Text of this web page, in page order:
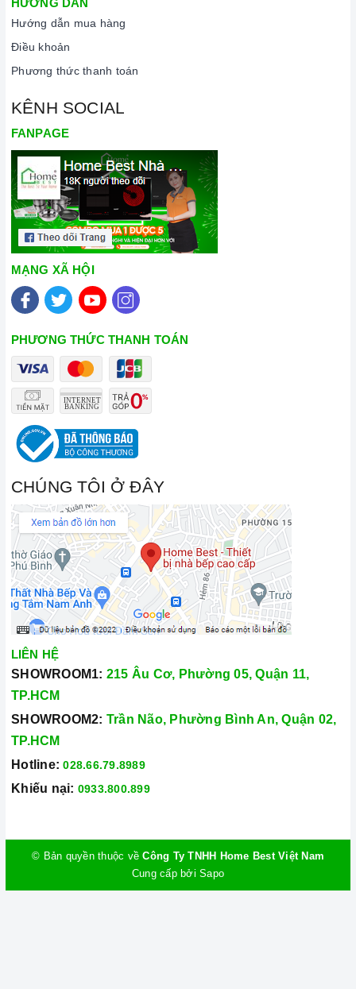
HƯỚNG DẪN
Hướng dẫn mua hàng
Điều khoản
Phương thức thanh toán
KÊNH SOCIAL
FANPAGE
MẠNG XÃ HỘI
PHƯƠNG THỨC THANH TOÁN
CHÚNG TÔI Ở ĐÂY
LIÊN HỆ
SHOWROOM1: 215 Âu Cơ, Phường 05, Quận 11,
TP.HCM
SHOWROOM2: Trần Não, Phường Bình An, Quận 02,
TP.HCM
Hotline: 028.66.79.8989
Khiếu nại: 0933.800.899
© Bản quyền thuộc vềCông Ty TNHH Home Best Việt Nam
Cung cấp bởiSapo